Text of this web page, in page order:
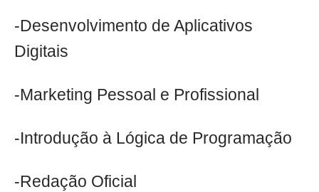
-Desenvolvimento de Aplicativos
Digitais
-Marketing Pessoal e Profissional
-Introdução à Lógica de Programação
-Redação Oficial